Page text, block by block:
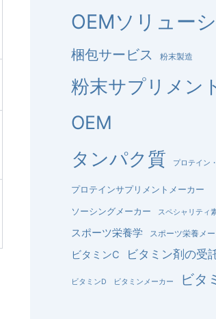
OEMソリュー
梱包サービス 粉末製造
粉末サプリメン
OEM
タンパク質 プロテイン
プロテインサプリメントメーカー
ソーシングメーカー
スペシャリティ
スポーツ栄養学 スポーツ栄養メ
ビタミンC ビタミン剤の受
ビタミンD ビタミンメーカー ビタ